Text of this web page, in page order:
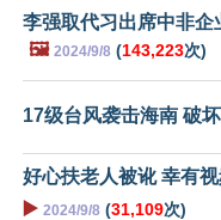
李强取代习出席中非企
🖼️ 2024/9/8 (143,223次)
17级台风袭击海南 破坏
好心扶老人被讹 幸有
▶️ 2024/9/8 (31,109次)